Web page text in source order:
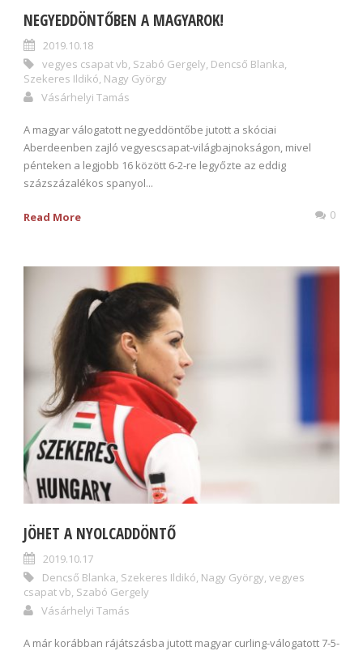
NEGYEDDÖNTŐBEN A MAGYAROK!
2019.10.18
vegyes csapat vb, Szabó Gergely, Dencső Blanka,
Szekeres Ildikó, Nagy György
Vásárhelyi Tamás
A magyar válogatott negyeddöntőbe jutott a skóciai
Aberdeenben zajló vegyescsapat-világbajnokságon, mivel
pénteken a legjobb 16 között 6-2-re legyőzte az eddig
százszázalékos spanyol...
Read More 0
JÖHET A NYOLCADDÖNTŐ
2019.10.17
Dencső Blanka, Szekeres Ildikó, Nagy György, vegyes
csapat vb, Szabó Gergely
Vásárhelyi Tamás
A már korábban rájátszásba jutott magyar curling-válogatott 7-5-